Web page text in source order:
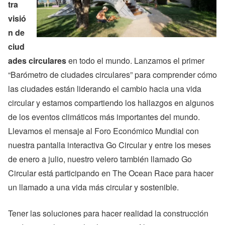
tra
visió
n de
ciud
ades circularesen todo el mundo. Lanzamos el primer
“Barómetro de ciudades circulares” para comprender cómo
las ciudades están liderando el cambio hacia una vida
circular y estamos compartiendo los hallazgos en algunos
de los eventos climáticos más importantes del mundo.
Llevamos el mensaje al Foro Económico Mundial con
nuestra pantalla interactiva Go Circular y entre los meses
de enero a julio, nuestro velero también llamado Go
Circular está participando en The Ocean Race para hacer
un llamado a una vida más circular y sostenible.
Tener las soluciones para hacer realidad la construcción